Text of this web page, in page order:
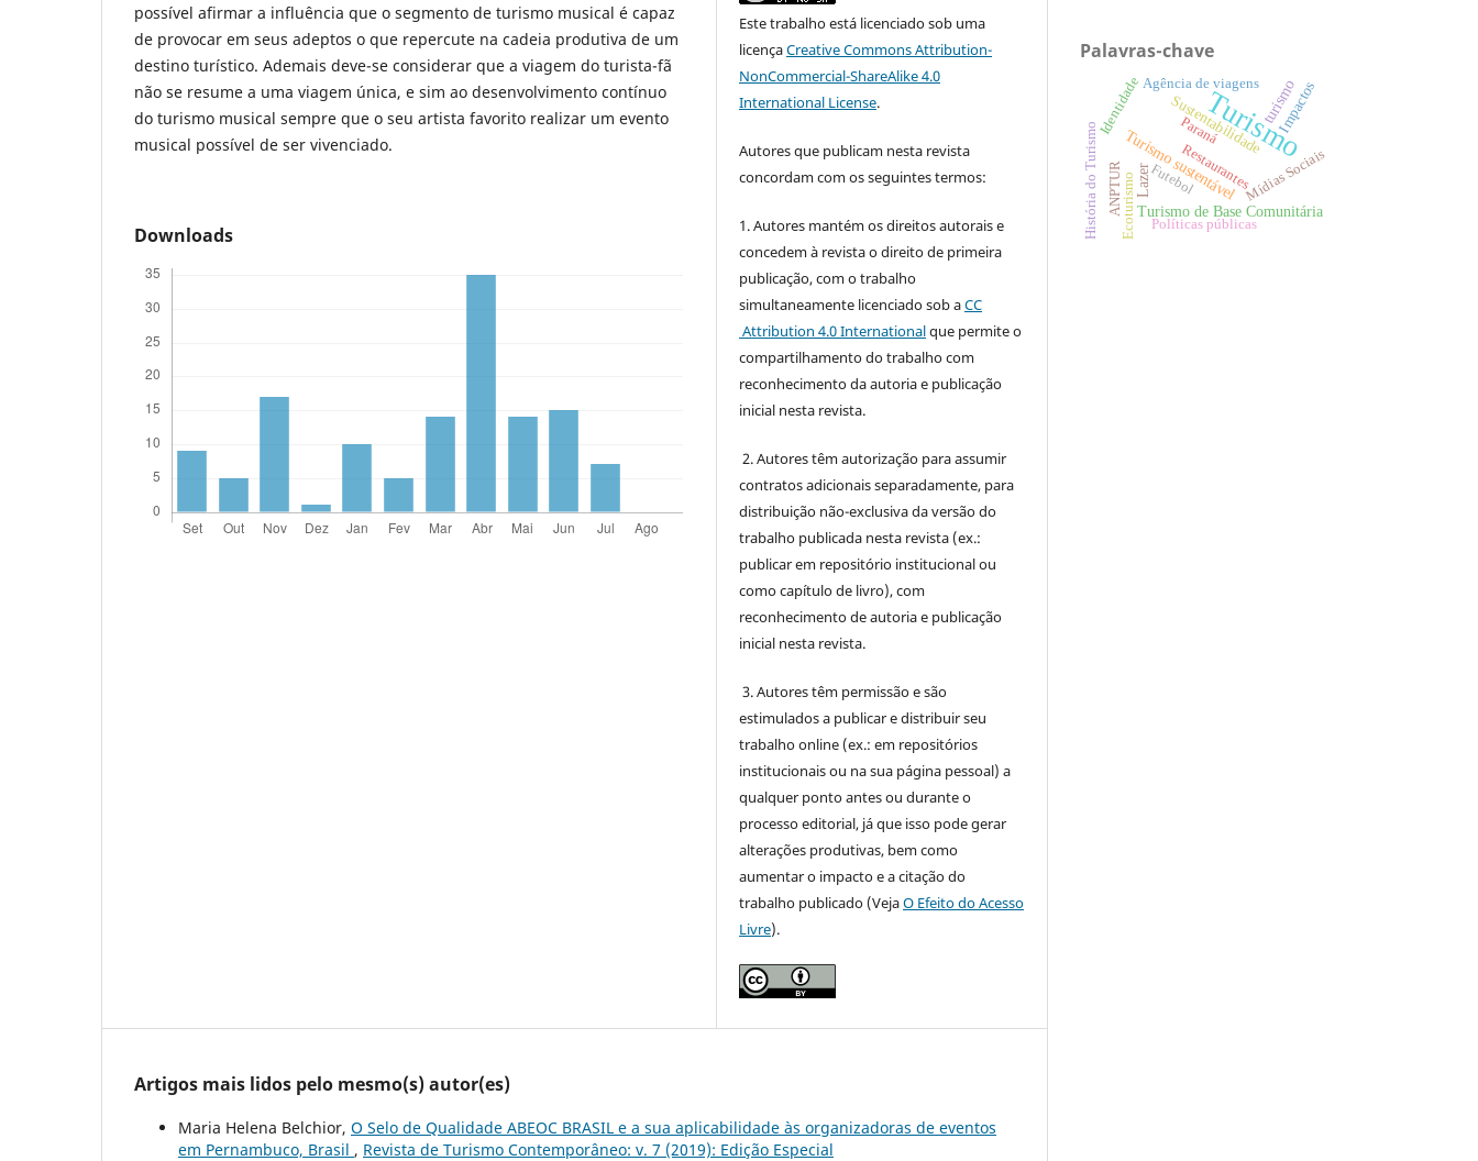
possível afirmar a influência que o segmento de turismo musical é capaz
de provocar em seus adeptos o que repercute na cadeia produtiva de um
destino turístico. Ademais deve-se considerar que a viagem do turista-fã
não se resume a uma viagem única, e sim ao desenvolvimento contínuo
do turismo musical sempre que o seu artista favorito realizar um evento
musical possível de ser vivenciado.
Downloads
Este trabalho está licenciado sob uma
licençaCreative Commons Attribution-
NonCommercial-ShareAlike 4.0
International License.
Autores que publicam nesta revista
concordam com os seguintes termos:
1. Autores mantém os direitos autorais e
concedem à revista o direito de primeira
publicação, com o trabalho
simultaneamente licenciado sob aCC
Attribution 4.0 Internationalque permite o
compartilhamento do trabalho com
reconhecimento da autoria e publicação
inicial nesta revista.
2. Autores têm autorização para assumir
contratos adicionais separadamente, para
distribuição não-exclusiva da versão do
trabalho publicada nesta revista (ex.:
publicar em repositório institucional ou
como capítulo de livro), com
reconhecimento de autoria e publicação
inicial nesta revista.
3. Autores têm permissão e são
estimulados a publicar e distribuir seu
trabalho online (ex.: em repositórios
institucionais ou na sua página pessoal) a
qualquer ponto antes ou durante o
processo editorial, já que isso pode gerar
alterações produtivas, bem como
aumentar o impacto e a citação do
trabalho publicado (VejaO Efeito do Acesso
Livre).
Artigos mais lidos pelo mesmo(s) autor(es)
Maria Helena Belchior, O Selo de Qualidade ABEOC BRASIL e a sua aplicabilidade às organizadoras de eventos
em Pernambuco, Brasil , Revista de Turismo Contemporâneo: v. 7 (2019): Edição Especial
Palavras-chave
Turismo
Turismo sustentável
turismo
Impactos
Lazer
Sustentabilidade
Turismo de Base Comunitária
Ecoturismo Mídias Sociais
Políticas públicas
Restaurantes
Paraná
Identidade
História do Turismo Futebol
ANPTUR
Agência de viagens